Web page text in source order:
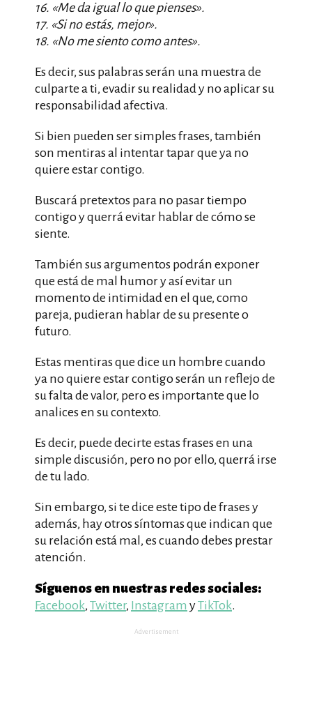
16. «Me da igual lo que pienses».
17. «Si no estás, mejor».
18. «No me siento como antes».
Es decir, sus palabras serán una muestra de
culparte a ti, evadir su realidad y no aplicar su
responsabilidad afectiva.
Si bien pueden ser simples frases, también
son mentiras al intentar tapar que ya no
quiere estar contigo.
Buscará pretextos para no pasar tiempo
contigo y querrá evitar hablar de cómo se
siente.
También sus argumentos podrán exponer
que está de mal humor y así evitar un
momento de intimidad en el que, como
pareja, pudieran hablar de su presente o
futuro.
Estas mentiras que dice un hombre cuando
ya no quiere estar contigo serán un reflejo de
su falta de valor, pero es importante que lo
analices en su contexto.
Es decir, puede decirte estas frases en una
simple discusión, pero no por ello, querrá irse
de tu lado.
Sin embargo, si te dice este tipo de frases y
además, hay otros síntomas que indican que
su relación está mal, es cuando debes prestar
atención.
Síguenos en nuestras redes sociales:
Facebook, Twitter, Instagram yTikTok.
Advertisement